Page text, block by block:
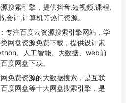
搜索引擎，提供抖音,短视频,课程,
会计,计算机等热门资源。
专注百度云资源搜索引擎网站，学
网盘资源免费下载，提供设计素
、人工智能、大数据、web前
度网盘下载。
免费资源的大数据搜索，是互联
度网盘等十大网盘搜索引擎，是